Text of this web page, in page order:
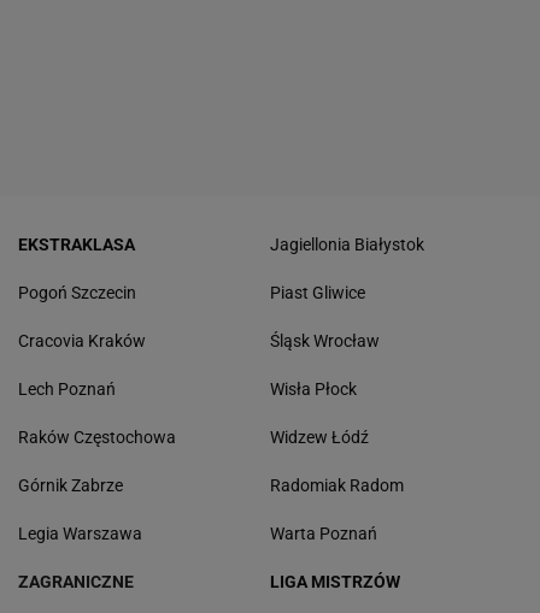
EKSTRAKLASA
Pogoń Szczecin
Cracovia Kraków
Lech Poznań
Raków Częstochowa
Górnik Zabrze
Legia Warszawa
Jagiellonia Białystok
Piast Gliwice
Śląsk Wrocław
Wisła Płock
Widzew Łódź
Radomiak Radom
Warta Poznań
ZAGRANICZNE LIGA MISTRZÓW